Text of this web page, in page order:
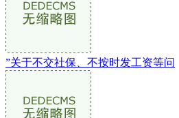
”关于不交社保、不按时发工资等问